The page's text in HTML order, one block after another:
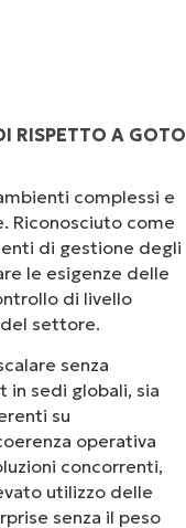
RISPETTO A GOTO
complessi e
Riconosciuto come
di gestione degli
le esigenze delle
di livello
settore.
senza
in sedi globali, sia
su
operativa
concorrenti,
utilizzo delle
senza il peso
eseguire ciò che
semplifica davvero